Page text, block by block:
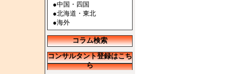
●中国・四国
●北海道・東北
●海外
コラム検索
コンサルタント登録はこち
ら